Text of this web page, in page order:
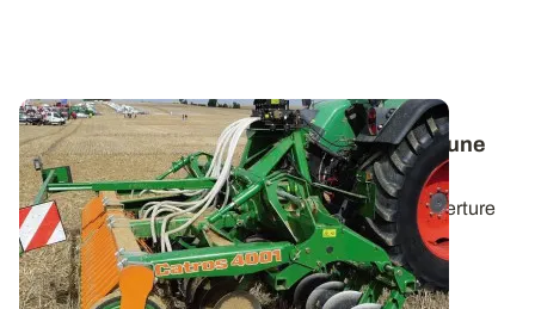
Réussir l’implantation de dérobées après une
céréale
Pour assurer la jointure entre la fin des silos et l’ouverture
de nouveaux à l’automne, il...
13 JUILL. 2016